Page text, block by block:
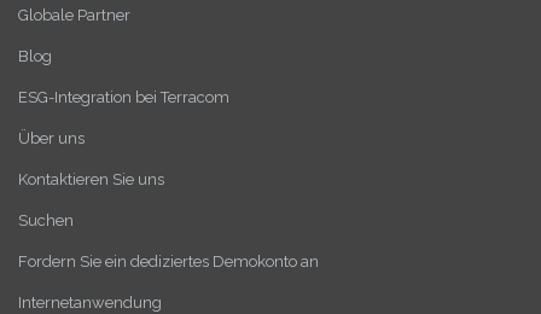
Globale Partner
Blog
ESG-Integration bei Terracom
Über uns
Kontaktieren Sie uns
Suchen
Fordern Sie ein dediziertes Demokonto an
Internetanwendung